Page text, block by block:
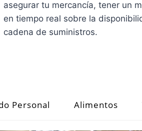
asegurar tu mercancía, tener un
en tiempo real sobre la
cadena de suministros.
Personal Alimentos